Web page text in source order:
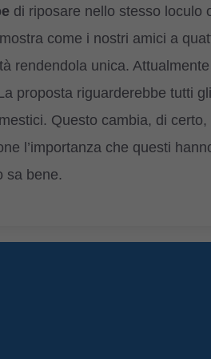
di riposare nello stesso loculo
come i nostri amici a
rendendola unica.
proposta riguarderebbe tutti
Questo cambia, di
l’importanza che questi
sa bene.